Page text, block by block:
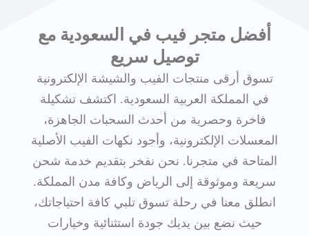
أفضل متجر فيب في السعودية مع
توصيل سريع
تسوق أرقى منتجات الفيب والشيشة الإلكترونية
في المملكة العربية السعودية. اكتشف تشكيلة
فاخرة وحصرية من أحدث السحبات الجاهزة،
المعسلات الإلكترونية، وأجود نكهات الفيب الأصلية
المتاحة في متجرنا. نحن نفخر بتقديم خدمة شحن
سريعة وموثوقة إلى الرياض وكافة مدن المملكة.
انطلق معنا في رحلة تسوق تلبي كافة احتياجاتك،
حيث نضع بين يديك جودة استثنائية وخيارات